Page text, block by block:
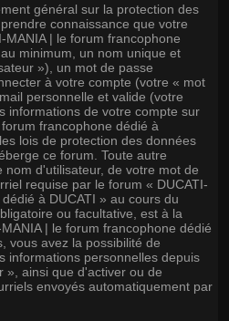
général sur la protection des
connaissance que votre
| le forum francophone
minimum, un nom unique et
»), un mot de passe
à votre compte (votre « mot
personnelle et valide (votre
informations de votre compte sur
francophone dédié à
lois de protection des données
ce forum. Toute autre
d'utilisateur, de votre mot de
requise par le forum « DUCATI-
à DUCATI » au cours du
ou facultative, est à la
| le forum francophone dédié
vous avez la possibilité de
informations personnelles depuis
», ainsi que d'activer ou de
envoyés automatiquement par